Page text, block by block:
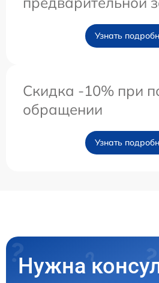
Узнать
Скидка -10% при
обращении
Узнать
Нужна